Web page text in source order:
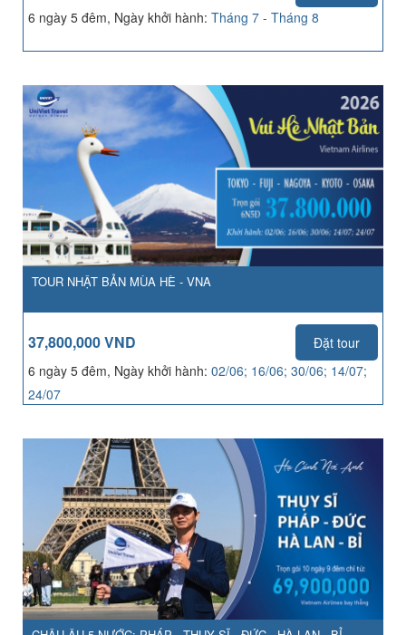
6 ngày 5 đêm, Ngày khởi hành: Tháng 7 - Tháng 8
TOUR NHẬT BẢN MÙA HÈ - VNA
37,800,000 VND
Đặt tour
6 ngày 5 đêm, Ngày khởi hành: 02/06; 16/06; 30/06; 14/07;
24/07